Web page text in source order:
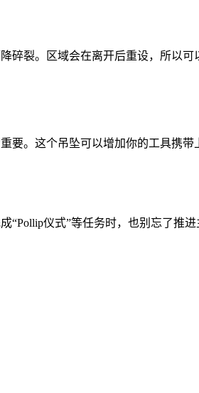
碎裂。区域会在离开后重设，所以
要。这个吊坠可以增加你的工具携
仪式”等任务时，也别忘了推